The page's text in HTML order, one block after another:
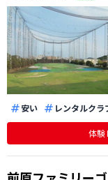
安い レンタルクラ
体験